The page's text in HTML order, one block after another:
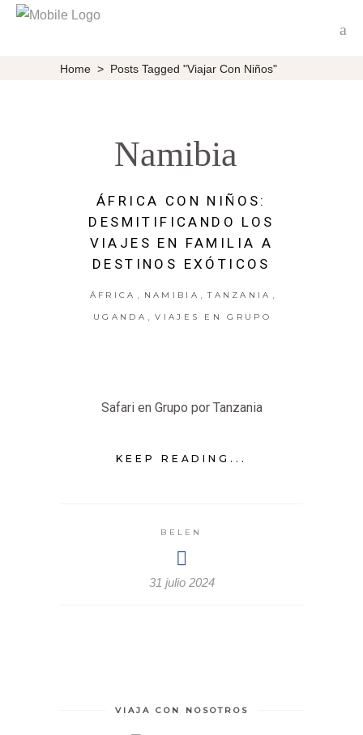
Home > Posts Tagged "viajar Con Niños"
Namibia
ÁFRICA CON NIÑOS:
DESMITIFICANDO LOS
VIAJES EN FAMILIA A
DESTINOS EXÓTICOS
ÁFRICA , NAMIBIA , TANZANIA ,
UGANDA , VIAJES EN GRUPO
Safari en Grupo por Tanzania
KEEP READING...
BELEN
31 julio 2024
VIAJA CON NOSOTROS